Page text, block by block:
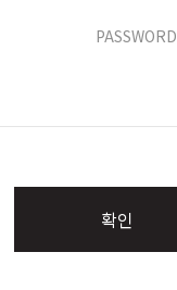
PASSWORD
확인